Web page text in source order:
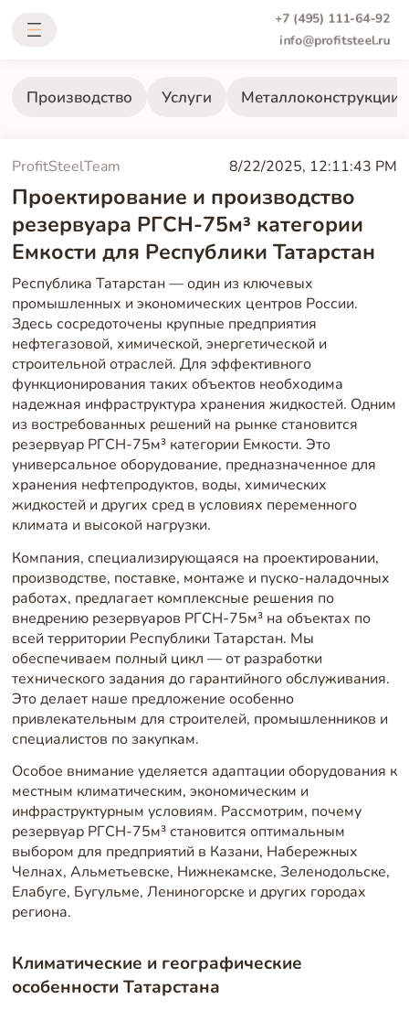
+7 (495) 111-64-92
info@profitsteel.ru
Производство Услуги Металлоконструкции
ProfitSteelTeam 8/22/2025, 12:11:43 PM
Проектирование и производство
резервуара РГСН-75м³ категории
Емкости для Республики Татарстан
Республика Татарстан — один из ключевых
промышленных и экономических центров России.
Здесь сосредоточены крупные предприятия
нефтегазовой, химической, энергетической и
строительной отраслей. Для эффективного
функционирования таких объектов необходима
надежная инфраструктура хранения жидкостей. Одним
из востребованных решений на рынке становится
резервуар РГСН-75м³ категории Емкости. Это
универсальное оборудование, предназначенное для
хранения нефтепродуктов, воды, химических
жидкостей и других сред в условиях переменного
климата и высокой нагрузки.
Компания, специализирующаяся на проектировании,
производстве, поставке, монтаже и пуско-наладочных
работах, предлагает комплексные решения по
внедрению резервуаров РГСН-75м³ на объектах по
всей территории Республики Татарстан. Мы
обеспечиваем полный цикл — от разработки
технического задания до гарантийного обслуживания.
Это делает наше предложение особенно
привлекательным для строителей, промышленников и
специалистов по закупкам.
Особое внимание уделяется адаптации оборудования к
местным климатическим, экономическим и
инфраструктурным условиям. Рассмотрим, почему
резервуар РГСН-75м³ становится оптимальным
выбором для предприятий в Казани, Набережных
Челнах, Альметьевске, Нижнекамске, Зеленодольске,
Елабуге, Бугульме, Лениногорске и других городах
региона.
Климатические и географические
особенности Татарстана